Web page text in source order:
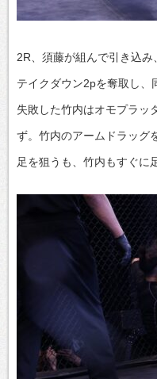
2R、須藤が組んで引き込み
テイクダウン2pを奪取し、
失敗した竹内はオモプラッ
ず。竹内のアームドラッグ
足を狙うも、竹内もすぐに